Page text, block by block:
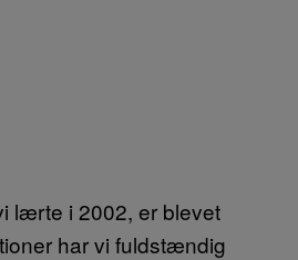
lærte i 2002, er blevet
har vi fuldstændig